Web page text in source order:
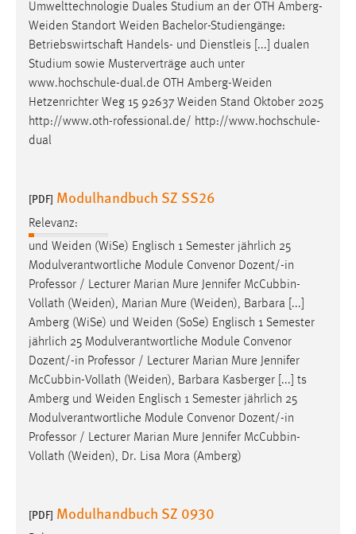
Umwelttechnologie Duales Studium an der OTH Amberg-
Weiden Standort Weiden Bachelor-Studiengänge:
Betriebswirtschaft Handels- und Dienstleis [...] dualen
Studium sowie Musterverträge auch unter
www.hochschule-dual.de OTH Amberg-Weiden
Hetzenrichter Weg 15 92637 Weiden Stand Oktober 2025
http://www.oth-rofessional.de/ http://www.hochschule-
dual
[PDF] Modulhandbuch SZ SS26
Relevanz:
und Weiden (WiSe) Englisch 1 Semester jährlich 25
Modulverantwortliche Module Convenor Dozent/-in
Professor / Lecturer Marian Mure Jennifer McCubbin-
Vollath (Weiden), Marian Mure (Weiden), Barbara [...]
Amberg (WiSe) und Weiden (SoSe) Englisch 1 Semester
jährlich 25 Modulverantwortliche Module Convenor
Dozent/-in Professor / Lecturer Marian Mure Jennifer
McCubbin-Vollath (Weiden), Barbara Kasberger [...] ts
Amberg und Weiden Englisch 1 Semester jährlich 25
Modulverantwortliche Module Convenor Dozent/-in
Professor / Lecturer Marian Mure Jennifer McCubbin-
Vollath (Weiden), Dr. Lisa Mora (Amberg)
[PDF] Modulhandbuch SZ 0930
Cookie Laufzeit:
MibewSessionID, mibew-chat-frame-style-
5e9dbeb1811c0446 = Sitzungslaufzeit, mibew_locale = 3
Jahre, MIBEW_UserID = 1 Jahr
Login
Zweck:
einloggen zu können.
Cookie Laufzeit:
24 Stunden
STATISTIK
Statistik Cookies erfassen Informationen anonym.
Diese Informationen helfen uns zu verstehen, wie
unsere Besucher unsere Website nutzen.
Matomo
Zweck: